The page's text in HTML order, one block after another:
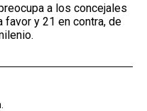
a los concejales
favor y 21 en contra, de